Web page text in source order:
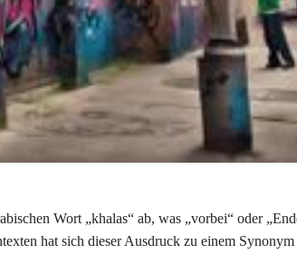
Wort „khalas“ ab, was „vorbei“ oder
hat sich dieser Ausdruck zu einem